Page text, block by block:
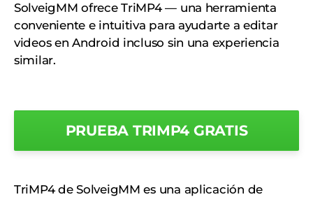
SolveigMM ofrece TriMP4 — una herramienta
conveniente e intuitiva para ayudarte a editar
videos en Android incluso sin una experiencia
similar.
PRUEBA TRIMP4 GRATIS
TriMP4 de SolveigMM es una aplicación de